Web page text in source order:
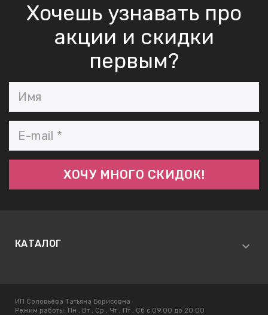
Хочешь узнавать про
акции и скидки
первым?
КАТАЛОГ
ИП Соловьёва Татьяна Борисовна
Режим работы: Пн , Вт , Ср , Чт , Пт , Сб c 09:00 до 20:00